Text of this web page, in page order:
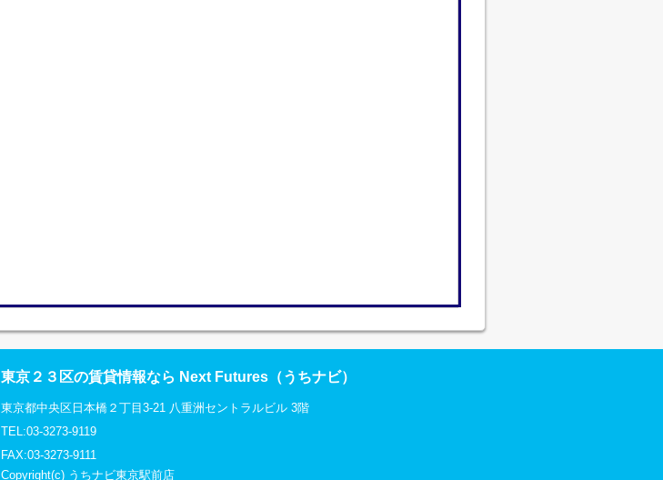
東京２３区の賃貸情報なら Next Futures（うちナビ）
東京都中央区日本橋２丁目3-21 八重洲セントラルビル 3階
TEL:03-3273-9119
FAX:03-3273-9111
Copyright(c) うちナビ東京駅前店